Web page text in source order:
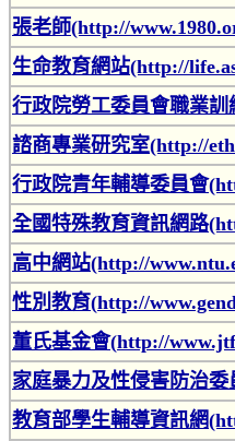
張老師(http://
生命教育網站(http://
行政院勞工委員會職業
諮商專業研究室(http://
行政院青年輔導委員會
全國特殊教育資訊網路
高中網站(http://
性別教育(http://
董氏基金會(http://
家庭暴力及性侵害防治
教育部學生輔導資訊網